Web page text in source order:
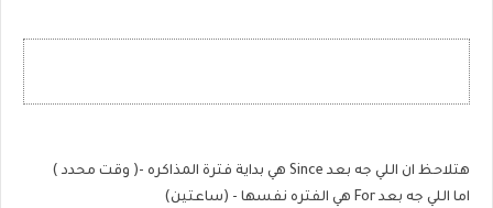
هتلاحظ ان اللي جه بعد Since هي بداية فترة المذاكره -( وقت محدد )
اما اللي جه بعد For هي الفتره نفسها - (ساعتين)